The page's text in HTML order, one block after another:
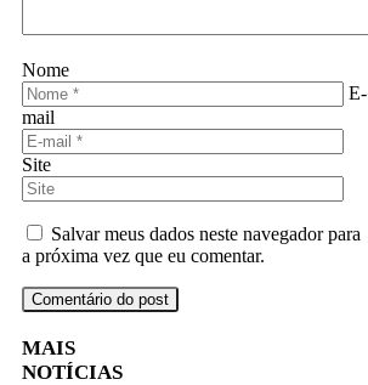
Nome
E-
mail
Site
Salvar meus dados neste navegador para
a próxima vez que eu comentar.
MAIS
NOTÍCIAS